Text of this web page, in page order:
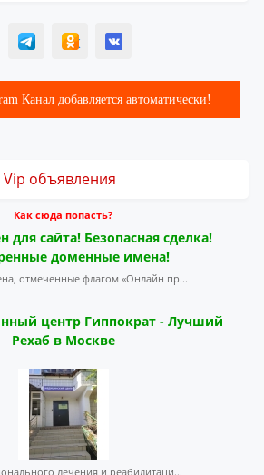
T ОК ВК
Канал добавляется автоматически!
Vip объявления
Как сюда попасть?
для сайта! Безопасная сделка!
доменные имена!
отмеченные флагом «Онлайн пр...
центр Гиппократ - Лучший
Рехаб в Москве
лечения и реабилитаци...